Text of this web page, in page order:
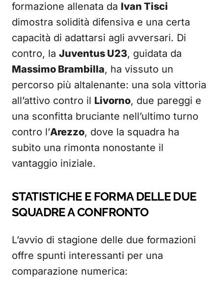
formazione allenata da Ivan Tisci
dimostra solidità difensiva e una certa
capacità di adattarsi agli avversari. Di
contro, la Juventus U23, guidata da
Massimo Brambilla, ha vissuto un
percorso più altalenante: una sola vittoria
all’attivo contro il Livorno, due pareggi e
una sconfitta bruciante nell’ultimo turno
contro l’Arezzo, dove la squadra ha
subito una rimonta nonostante il
vantaggio iniziale.
STATISTICHE E FORMA DELLE DUE
SQUADRE A CONFRONTO
L’avvio di stagione delle due formazioni
offre spunti interessanti per una
comparazione numerica: